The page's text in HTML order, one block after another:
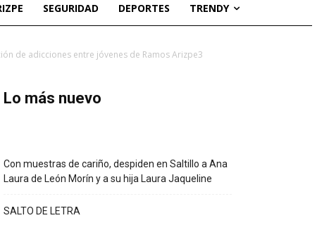
SEGURIDAD DEPORTES TRENDY
de adicciones entre jóvenes de Ramos Arizpe3
Lo más nuevo
Con muestras de cariño, despiden en Saltillo a Ana
Laura de León Morín y a su hija Laura Jaqueline
SALTO DE LETRA